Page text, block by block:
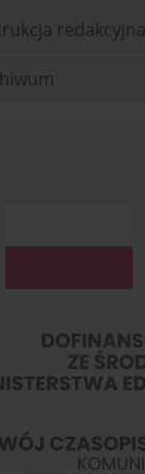
redakcyjna